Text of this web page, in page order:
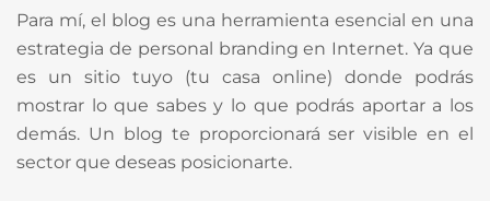
Para mí, el blog es una herramienta esencial en una
estrategia de personal branding en Internet. Ya que
es un sitio tuyo (tu casa online) donde podrás
mostrar lo que sabes y lo que podrás aportar a los
demás. Un blog te proporcionará ser visible en el
sector que deseas posicionarte.